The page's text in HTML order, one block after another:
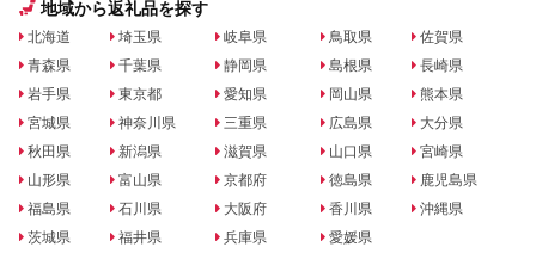
地域から返礼品を探す
北海道
青森県
岩手県
宮城県
秋田県
山形県
福島県
茨城県
埼玉県
千葉県
東京都
神奈川県
新潟県
富山県
石川県
福井県
岐阜県
静岡県
愛知県
三重県
滋賀県
京都府
大阪府
兵庫県
鳥取県
島根県
岡山県
広島県
山口県
徳島県
香川県
愛媛県
佐賀県
長崎県
熊本県
大分県
宮崎県
鹿児島県
沖縄県